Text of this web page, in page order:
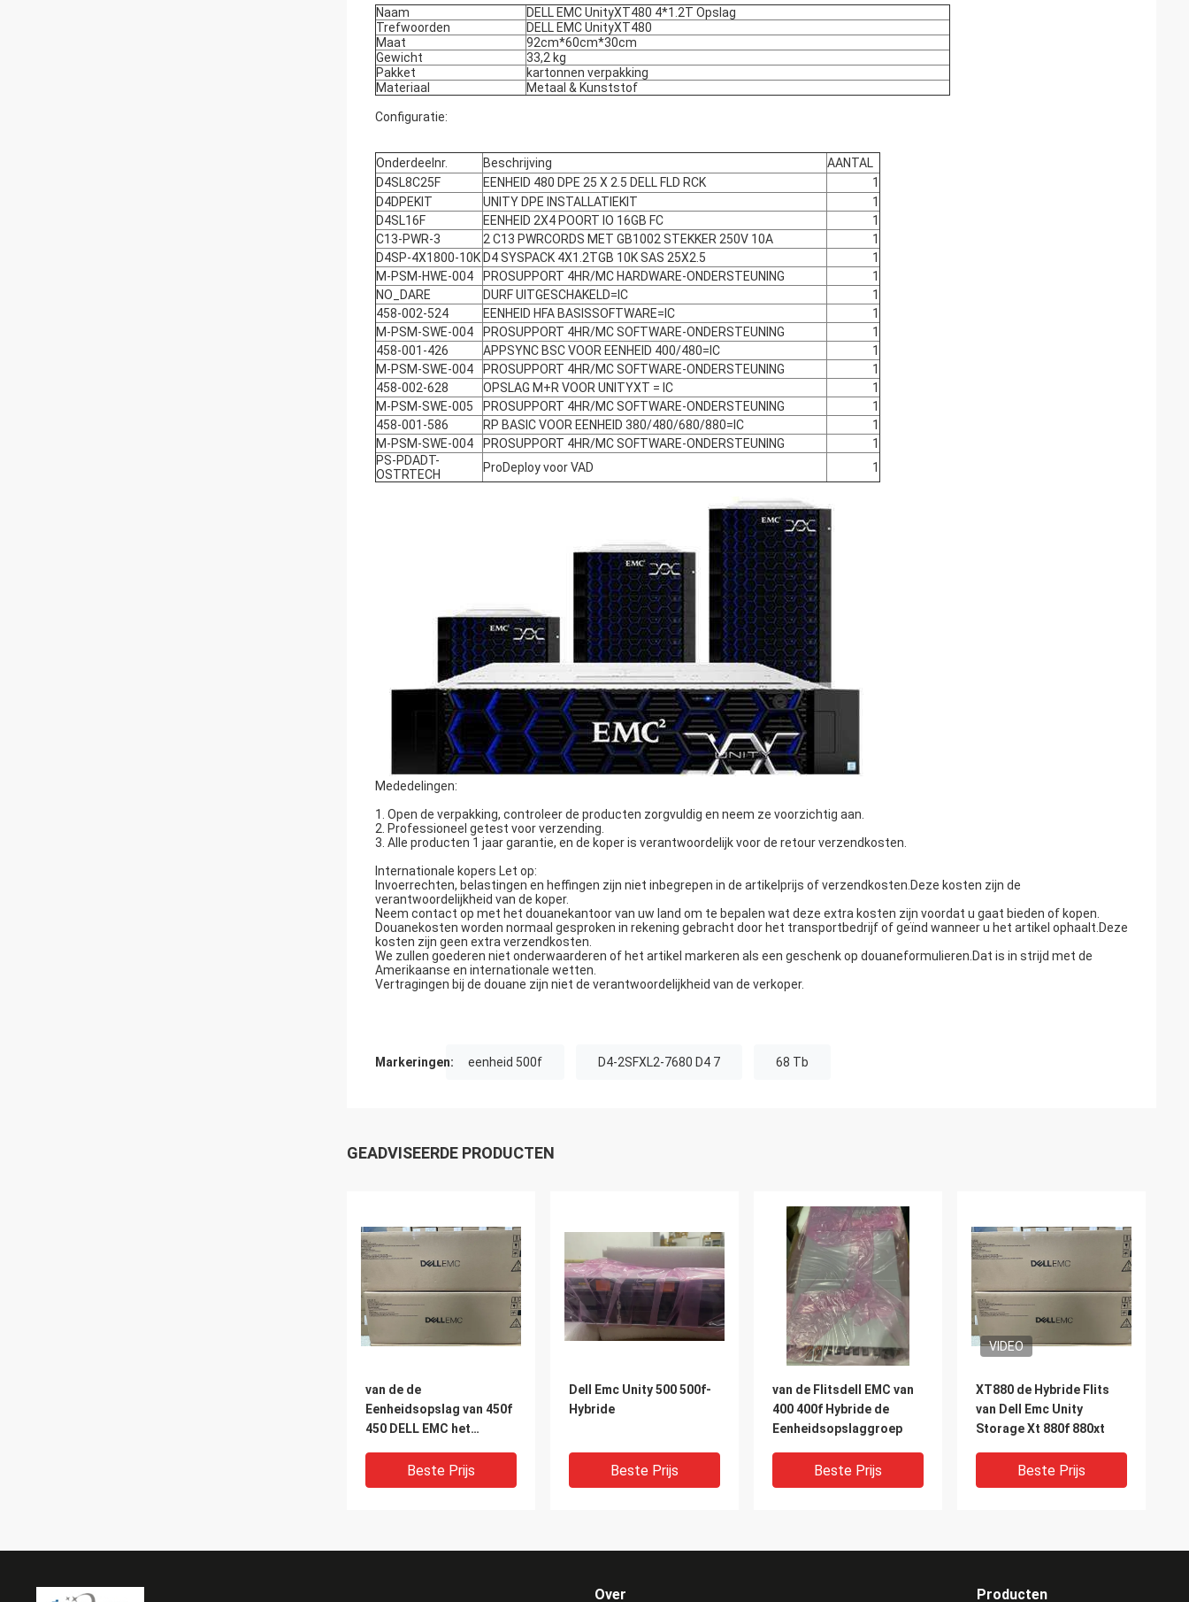
Naam
DELL EMC UnityXT480 4*1.2T Opslag
Trefwoorden
DELL EMC UnityXT480
Maat
92cm*60cm*30cm
Gewicht
33,2 kg
Pakket
kartonnen verpakking
Materiaal
Metaal & Kunststof
Configuratie:
Onderdeelnr. Beschrijving
AANTAL
D4SL8C25F
EENHEID 480 DPE 25 X 2.5 DELL FLD RCK
1
D4DPEKIT
UNITY DPE INSTALLATIEKIT
1
D4SL16F
EENHEID 2X4 POORT IO 16GB FC
1
C13-PWR-3
2 C13 PWRCORDS MET GB1002 STEKKER 250V 10A
1
D4SP-4X1800-10K D4 SYSPACK 4X1.2TGB 10K SAS 25X2.5
1
M-PSM-HWE-004
PROSUPPORT 4HR/MC HARDWARE-ONDERSTEUNING
1
NO_DARE
DURF UITGESCHAKELD=IC
1
458-002-524
EENHEID HFA BASISSOFTWARE=IC
1
M-PSM-SWE-004
PROSUPPORT 4HR/MC SOFTWARE-ONDERSTEUNING
1
458-001-426
APPSYNC BSC VOOR EENHEID 400/480=IC
1
M-PSM-SWE-004
PROSUPPORT 4HR/MC SOFTWARE-ONDERSTEUNING
1
458-002-628
OPSLAG M+R VOOR UNITYXT = IC
1
M-PSM-SWE-005
PROSUPPORT 4HR/MC SOFTWARE-ONDERSTEUNING
1
458-001-586
RP BASIC VOOR EENHEID 380/480/680/880=IC
1
M-PSM-SWE-004
PROSUPPORT 4HR/MC SOFTWARE-ONDERSTEUNING
1
PS-PDADT-
OSTRTECH
ProDeploy voor VAD 1
Mededelingen:
1. Open de verpakking, controleer de producten zorgvuldig en neem ze voorzichtig aan.
2. Professioneel getest voor verzending.
3. Alle producten 1 jaar garantie, en de koper is verantwoordelijk voor de retour verzendkosten.
Internationale kopers Let op:
Invoerrechten, belastingen en heffingen zijn niet inbegrepen in de artikelprijs of verzendkosten.Deze kosten zijn de
verantwoordelijkheid van de koper.
Neem contact op met het douanekantoor van uw land om te bepalen wat deze extra kosten zijn voordat u gaat bieden of kopen.
Douanekosten worden normaal gesproken in rekening gebracht door het transportbedrijf of geïnd wanneer u het artikel ophaalt.Deze
kosten zijn geen extra verzendkosten.
We zullen goederen niet onderwaarderen of het artikel markeren als een geschenk op douaneformulieren.Dat is in strijd met de
Amerikaanse en internationale wetten.
Vertragingen bij de douane zijn niet de verantwoordelijkheid van de verkoper.
Markeringen: eenheid 500f D4-2SFXL2-7680 D4 7 68 Tb
GEADVISEERDE PRODUCTEN
van de de
Eenheidsopslag van 450f
450 DELL EMC het
Beste Prijs
Dell Emc Unity 500 500f-
Hybride
Beste Prijs
van de Flitsdell EMC van
400 400f Hybride de
Eenheidsopslaggroep
Beste Prijs
VIDEO
XT880 de Hybride Flits
van Dell Emc Unity
Storage Xt 880f 880xt
Beste Prijs
Over Producten